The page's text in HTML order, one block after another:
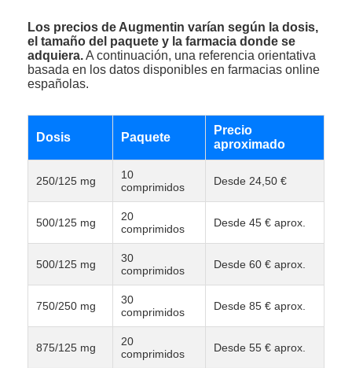
Los precios de Augmentin varían según la dosis,
el tamaño del paquete y la farmacia donde se
adquiera.A continuación, una referencia orientativa
basada en los datos disponibles en farmacias online
españolas.
Dosis Paquete
Precio
aproximado
250/125 mg
10
comprimidos
Desde 24,50 €
500/125 mg
20
comprimidos
Desde 45 € aprox.
500/125 mg
30
comprimidos
Desde 60 € aprox.
750/250 mg
30
comprimidos
Desde 85 € aprox.
875/125 mg
20
comprimidos
Desde 55 € aprox.